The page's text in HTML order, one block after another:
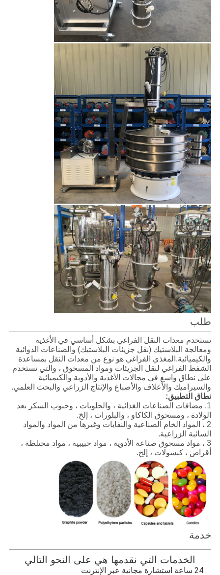
طلب
تستخدم معدات النقل الفراغي بشكل أساسي في الأغذية
ومعالجة البلاستيك (نقل جزيئات البلاستيك) والصناعات الدوائية
والكيميائية.المغذي الفراغي هو نوع من معدات النقل بمساعدة
الشفط الفراغي لنقل الجزيئات ومواد المسحوق ، والتي تستخدم
على نطاق واسع في مجالات الأغذية والأدوية والكيميائية
والسيراميك والأعلاف والأصباغ والإنتاج الزراعي والبحث العلمي.
نطاق التطبيق:
1. مضافات الصناعات الغذائية ، والحلويات ، وحبوب السكر بعد
الولادة ، ومسحوق الكاكاو ، والبلورات ، إلخ.
2 ، المواد الخام الصناعية والنفايات وغيرها من المواد والمواد
السائبة الزراعية.
3 ، مواد مسحوق صناعة الأدوية ، مواد حبيبية ، مواد مختلطة ،
أقراص ، كبسولات ، إلخ.
خدمة
الخدمات التي نقدمها هي على النحو التالي